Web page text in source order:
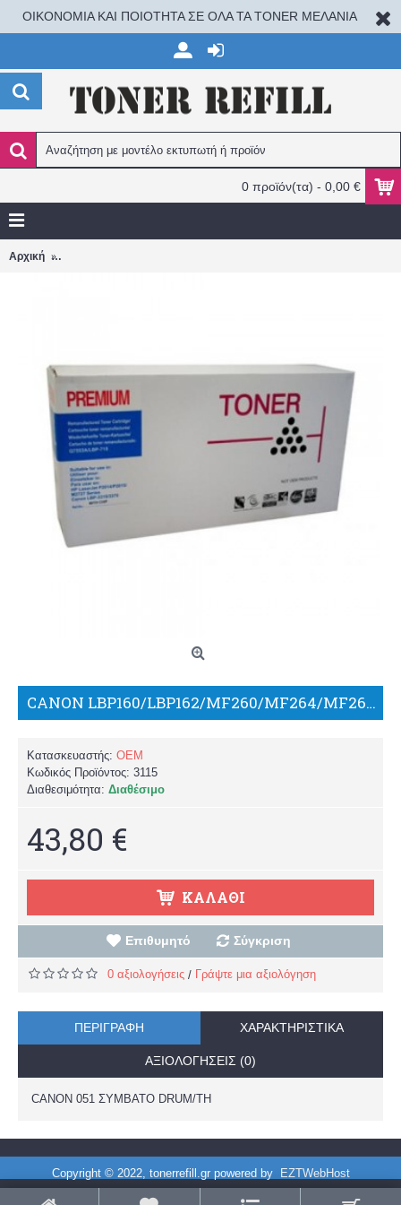
ΟΙΚΟΝΟΜΙΑ ΚΑΙ ΠΟΙΟΤΗΤΑ ΣΕ ΟΛΑ ΤΑ TONER ΜΕΛΑΝΙΑ
0 προϊόν(τα) - 0,00 €
Αρχική
CANON LBP160/LBP162/MF260/MF264/MF267/MF269 051 23.000 ΣΕΛ. ΣΥΜΒΑΤΟ DRUM/TH
Κατασκευαστής: OEM
Κωδικός Προϊόντος: 3115
Διαθεσιμότητα: Διαθέσιμο
43,80 €
ΚΑΛΆΘΙ
Επιθυμητό Σύγκριση
0 αξιολογήσεις / Γράψτε μια αξιολόγηση
ΠΕΡΙΓΡΑΦΉ ΧΑΡΑΚΤΗΡΙΣΤΙΚΆ
ΑΞΙΟΛΟΓΉΣΕΙΣ (0)
CANON 051 ΣΥΜΒΑΤΟ DRUM/TH
Copyright © 2022, tonerrefill.gr powered by EZTWebHost